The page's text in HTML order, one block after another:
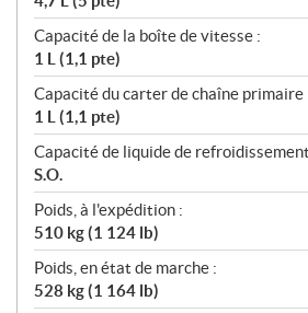
Capacité de la boîte de vitesse :
1 L (1,1 pte)
Capacité du carter de chaîne primaire
1 L (1,1 pte)
Capacité de liquide de
S.O.
Poids, à l'expédition :
510 kg (1 124 lb)
Poids, en état de marche :
528 kg (1 164 lb)